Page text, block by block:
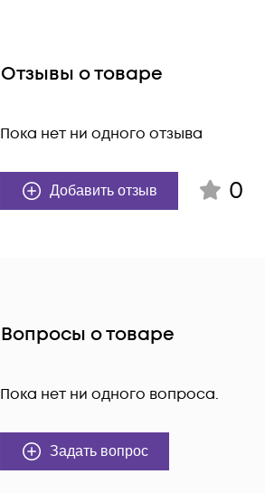
Отзывы о товаре
Пока нет ни одного отзыва
Добавить отзыв 0
Вопросы о товаре
Пока нет ни одного вопроса.
Задать вопрос